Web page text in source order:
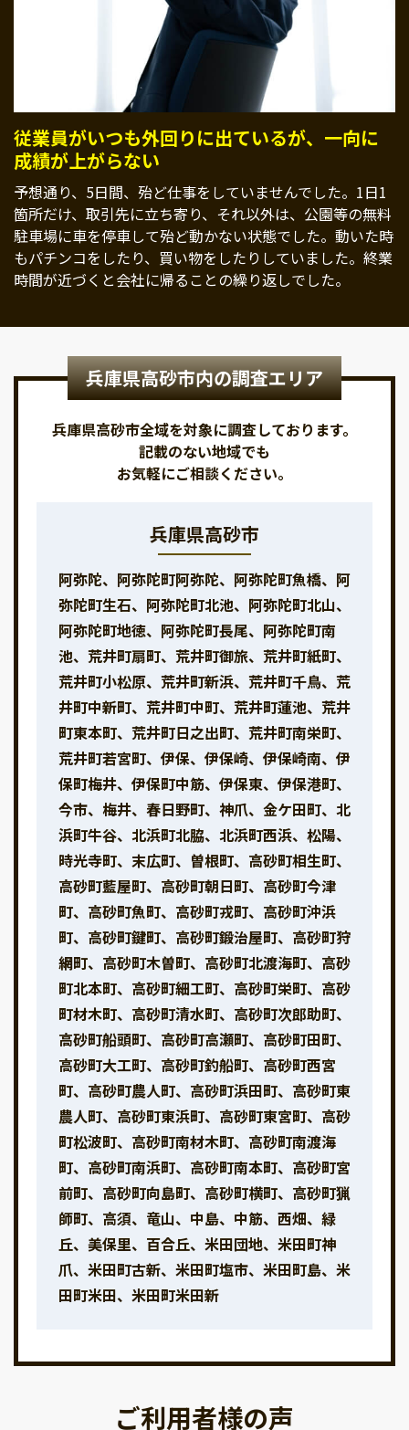
従業員がいつも外回りに出ているが、一向に
成績が上がらない
予想通り、5日間、殆ど仕事をしていませんでした。1日1
箇所だけ、取引先に立ち寄り、それ以外は、公園等の無料
駐車場に車を停車して殆ど動かない状態でした。動いた時
もパチンコをしたり、買い物をしたりしていました。終業
時間が近づくと会社に帰ることの繰り返しでした。
兵庫県高砂市内の調査エリア
兵庫県高砂市全域を対象に調査しております。
記載のない地域でも
お気軽にご相談ください。
兵庫県高砂市
阿弥陀、阿弥陀町阿弥陀、阿弥陀町魚橋、阿
弥陀町生石、阿弥陀町北池、阿弥陀町北山、
阿弥陀町地徳、阿弥陀町長尾、阿弥陀町南
池、荒井町扇町、荒井町御旅、荒井町紙町、
荒井町小松原、荒井町新浜、荒井町千鳥、荒
井町中新町、荒井町中町、荒井町蓮池、荒井
町東本町、荒井町日之出町、荒井町南栄町、
荒井町若宮町、伊保、伊保崎、伊保崎南、伊
保町梅井、伊保町中筋、伊保東、伊保港町、
今市、梅井、春日野町、神爪、金ケ田町、北
浜町牛谷、北浜町北脇、北浜町西浜、松陽、
時光寺町、末広町、曽根町、高砂町相生町、
高砂町藍屋町、高砂町朝日町、高砂町今津
町、高砂町魚町、高砂町戎町、高砂町沖浜
町、高砂町鍵町、高砂町鍛治屋町、高砂町狩
網町、高砂町木曽町、高砂町北渡海町、高砂
町北本町、高砂町細工町、高砂町栄町、高砂
町材木町、高砂町清水町、高砂町次郎助町、
高砂町船頭町、高砂町高瀬町、高砂町田町、
高砂町大工町、高砂町釣船町、高砂町西宮
町、高砂町農人町、高砂町浜田町、高砂町東
農人町、高砂町東浜町、高砂町東宮町、高砂
町松波町、高砂町南材木町、高砂町南渡海
町、高砂町南浜町、高砂町南本町、高砂町宮
前町、高砂町向島町、高砂町横町、高砂町猟
師町、高須、竜山、中島、中筋、西畑、緑
丘、美保里、百合丘、米田団地、米田町神
爪、米田町古新、米田町塩市、米田町島、米
田町米田、米田町米田新
ご利用者様の声